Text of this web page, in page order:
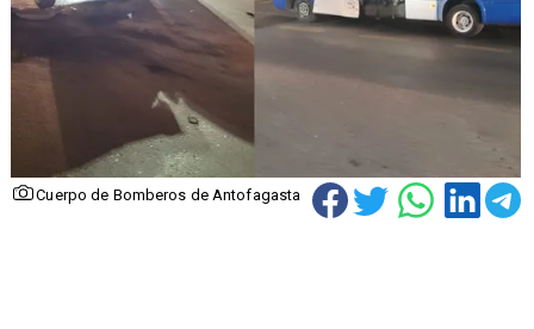
Cuerpo de Bomberos de Antofagasta